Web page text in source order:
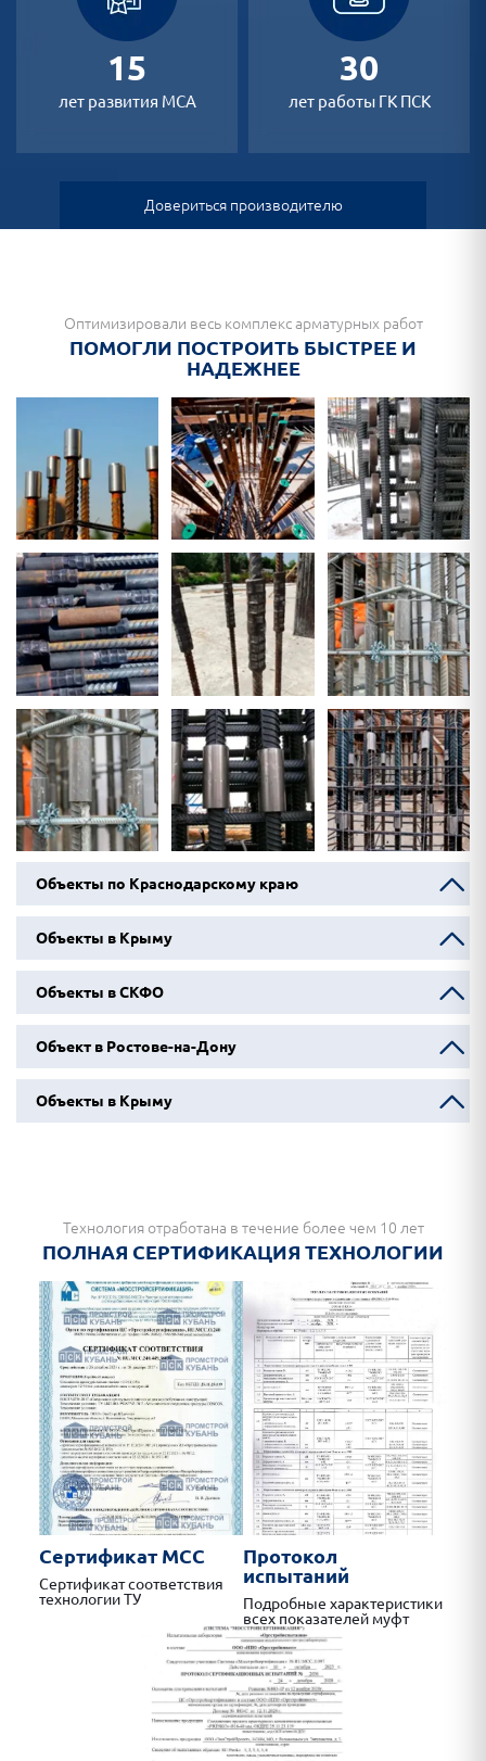
15
лет развития МСА
30
лет работы ГК ПСК
Довериться производителю
Оптимизировали весь комплекс арматурных работ
ПОМОГЛИ ПОСТРОИТЬ БЫСТРЕЕ И
НАДЕЖНЕЕ
Объекты по Краснодарскому краю
Объекты в Крыму
Объекты в СКФО
Объект в Ростове-на-Дону
Объекты в Крыму
Технология отработана в течение более чем 10 лет
ПОЛНАЯ СЕРТИФИКАЦИЯ ТЕХНОЛОГИИ
Сертификат МСС
Сертификат соответствия
технологии ТУ
Протокол
испытаний
Подробные характеристики
всех показателей муфт